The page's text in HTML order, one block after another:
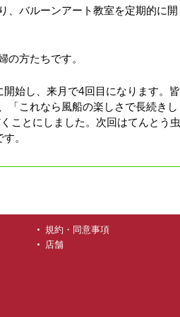
、バルーンアート教室を定期的に開
方たちです。
始し、来月で4回目になります。皆
「これなら風船の楽しさで長続きし
ことにしました。次回はてんとう虫
。
規約・同意事項
店舗